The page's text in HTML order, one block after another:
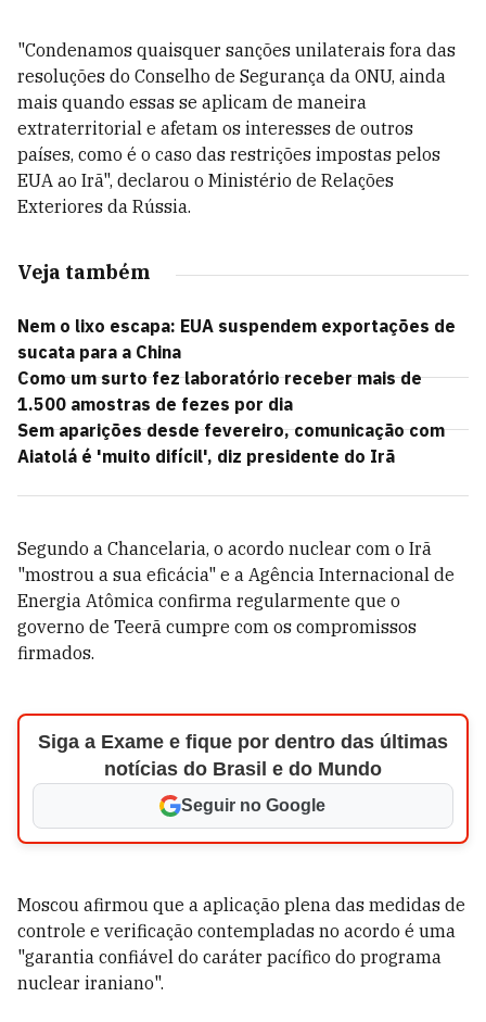
"Condenamos quaisquer sanções unilaterais fora das
resoluções do Conselho de Segurança da ONU, ainda
mais quando essas se aplicam de maneira
extraterritorial e afetam os interesses de outros
países, como é o caso das restrições impostas pelos
EUA ao Irã", declarou o Ministério de Relações
Exteriores da Rússia.
Veja também
Nem o lixo escapa: EUA suspendem exportações de
sucata para a China
Como um surto fez laboratório receber mais de
1.500 amostras de fezes por dia
Sem aparições desde fevereiro, comunicação com
Aiatolá é 'muito difícil', diz presidente do Irã
Segundo a Chancelaria, o acordo nuclear com o Irã
"mostrou a sua eficácia" e a Agência Internacional de
Energia Atômica confirma regularmente que o
governo de Teerã cumpre com os compromissos
firmados.
Siga a Exame e fique por dentro das últimas
notícias do Brasil e do Mundo
Seguir no Google
Moscou afirmou que a aplicação plena das medidas de
controle e verificação contempladas no acordo é uma
"garantia confiável do caráter pacífico do programa
nuclear iraniano".